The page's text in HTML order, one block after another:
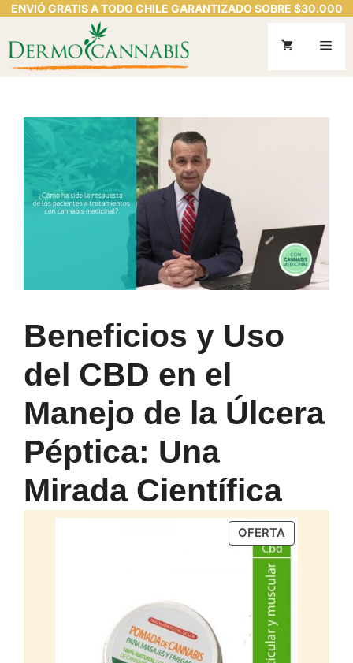
ENVIÓ GRATIS A TODO CHILE GARANTIZADO SOBRE $30.000
al
contenido
Beneficios y Uso
del CBD en el
Manejo de la Úlcera
Péptica: Una
Mirada Científica
OFERTAPRODUCTO
EN